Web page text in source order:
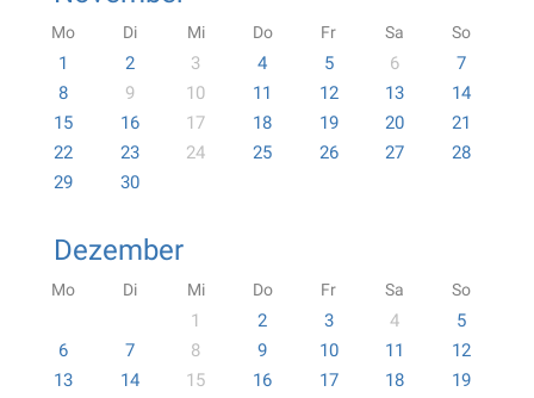
Mo Di Mi Do Fr Sa So
1 2 3 4 5 6
7
8
9 10 11 12 13
14
15
16 17 18 19 20
21
22
23 24 25 26 27
28
29
30
Dezember
Mo Di Mi Do Fr Sa So
1 2 3 4
5
6
7 8 9 10 11
12
13
14 15 16 17 18
19